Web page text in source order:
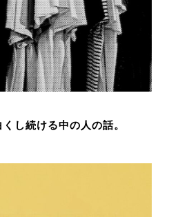
し続ける中の人の話。